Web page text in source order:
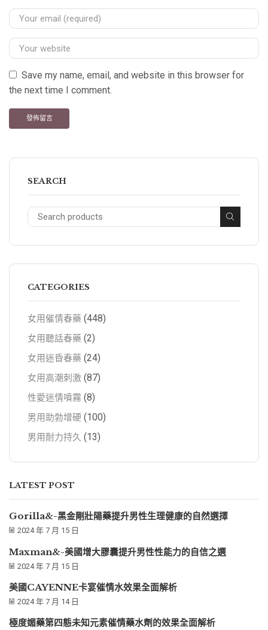
Save my name, email, and website in this browser for
the next time I comment.
SEARCH
CATEGORIES
女用催情春藥 (448)
女用聽話春藥 (2)
女用迷昏春藥 (24)
女用高潮刺激 (87)
性愛迷情噴霧 (8)
男用助勃增硬 (100)
男用耐力持久 (13)
LATEST POST
Gorilla&-黑金剛壯陽藥提升男性生理健康的自然選擇
2024 年 7 月 15 日
Maxman&-美國增大膠囊提升男性性能力的自信之選
2024 年 7 月 15 日
美國CAYENNE卡宴催情水效果全面解析
2024 年 7 月 14 日
極度媚藥第四態未知元素催情藥水劑的效果全面解析